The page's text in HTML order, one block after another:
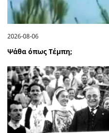
2026-08-06
Ψάθα όπως Τέμπη;